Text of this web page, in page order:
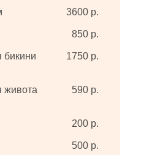
3600 р.
850 р.
бикини
1750 р.
живота
590 р.
200 р.
500 р.